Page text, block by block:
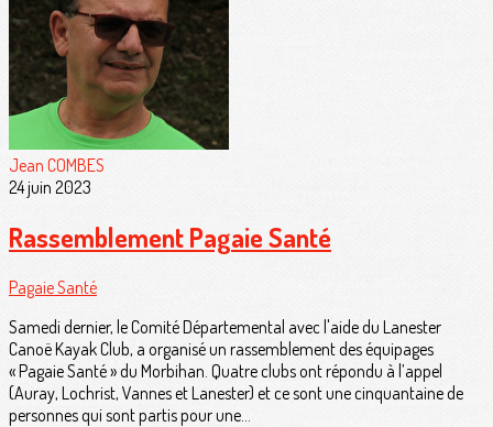
Jean COMBES
24 juin 2023
Rassemblement Pagaie Santé
Pagaie Santé
Samedi dernier, le Comité Départemental avec l'aide du Lanester
Canoë Kayak Club, a organisé un rassemblement des équipages
« Pagaie Santé » du Morbihan. Quatre clubs ont répondu à l’appel
(Auray, Lochrist, Vannes et Lanester) et ce sont une cinquantaine de
personnes qui sont partis pour une...